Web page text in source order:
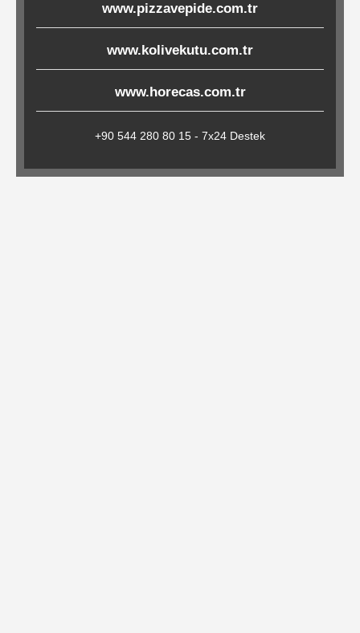
Tepsi
Altlıkları
&
Amerikan
Servisler
www.pizzavepide.com.tr
www.kolivekutu.com.tr
www.horecas.com.tr
+90 544 280 80 15 - 7x24 Destek